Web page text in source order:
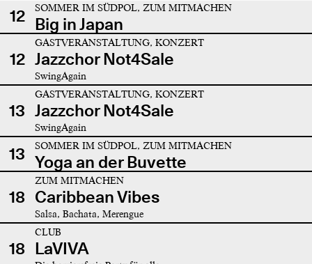
12
SOMMER IM SÜDPOL, ZUM MITMACHEN
Big in Japan
12
GASTVERANSTALTUNG, KONZERT
Jazzchor Not4Sale
SwingAgain
13
GASTVERANSTALTUNG, KONZERT
Jazzchor Not4Sale
SwingAgain
13 SOMMER IM SÜDPOL, ZUM MITMACHEN
Yoga an der Buvette
18
ZUM MITMACHEN
Caribbean Vibes
Salsa, Bachata, Merengue
18
CLUB
LaVIVA